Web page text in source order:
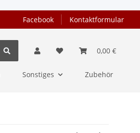
Facebook Kontaktformular
0,00 €
Sonstiges Zubehör